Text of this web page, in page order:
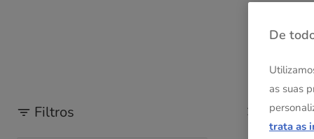
Filtros 25
De
as suas
trata as